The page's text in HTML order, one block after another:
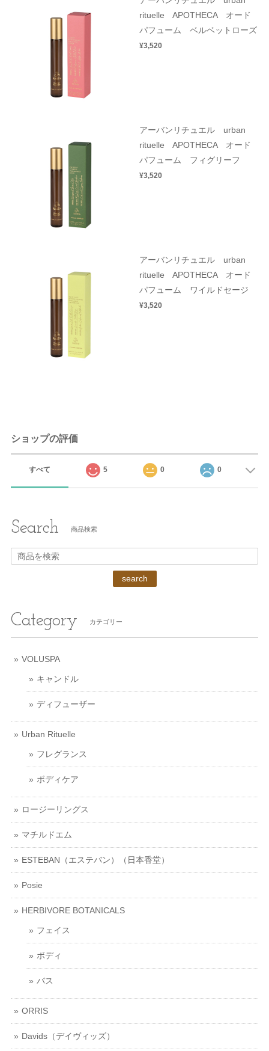
rituelle APOTHECA オード
パフューム ベルベットローズ
¥3,520
アーバンリチュエル urban
rituelle APOTHECA オード
パフューム フィグリーフ
¥3,520
アーバンリチュエル urban
rituelle APOTHECA オード
パフューム ワイルドセージ
¥3,520
ショップの評価
すべて 5 0 0
Search 商品検索
search
Category カテゴリー
VOLUSPA
キャンドル
ディフューザー
Urban Rituelle
フレグランス
ボディケア
ロージーリングス
マチルドエム
ESTEBAN（エステバン）（日本香堂）
Posie
HERBIVORE BOTANICALS
フェイス
ボディ
バス
ORRIS
Davids（デイヴィッズ）